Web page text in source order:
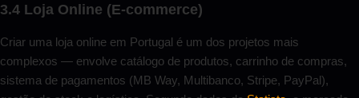
3.4 Loja Online (E-commerce)
Criar uma loja online em Portugal é um dos projetos mais
complexos — envolve catálogo de produtos, carrinho de compras,
sistema de pagamentos (MB Way, Multibanco, Stripe, PayPal),